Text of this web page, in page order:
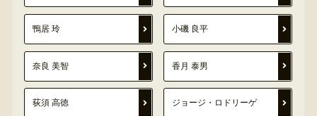
鴨居 玲 小磯 良平
奈良 美智 香月 泰男
荻須 高徳 ジョージ・ロドリーゲ